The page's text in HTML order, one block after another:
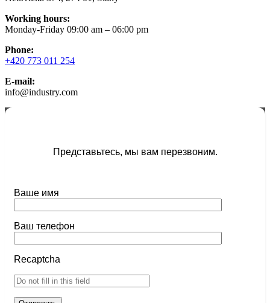
Working hours:
Monday-Friday 09:00 am – 06:00 pm
Phone:
+420 773 011 254
E-mail:
info@industry.com
Представьтесь, мы вам перезвоним.
Ваше имя
Ваш телефон
Recaptcha